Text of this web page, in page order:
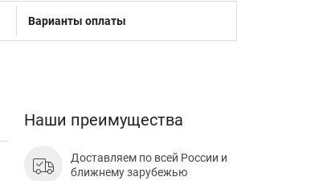
Варианты оплаты
Наши преимущества
Доставляем по всей России и
ближнему зарубежью